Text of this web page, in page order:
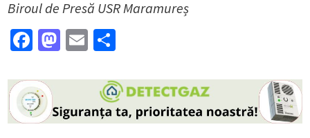
Biroul de Presă USR Maramureș
Facebook
Mastodon
Email